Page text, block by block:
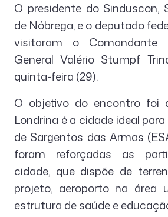
O presidente do Sinduscon,
de Nóbrega, e o deputado
visitaram o Comandante
General Valério Stumpf
quinta-feira (29).
O objetivo do encontro foi
Londrina é a cidade ideal
de Sargentos das Armas
foram reforçadas as
cidade, que dispõe de
projeto, aeroporto na área
estrutura de saúde e